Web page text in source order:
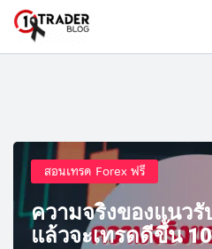
สอนเทรด Forex ฟรี
ความจริงของแนว
แล้วจะเทรดดีขึ้น